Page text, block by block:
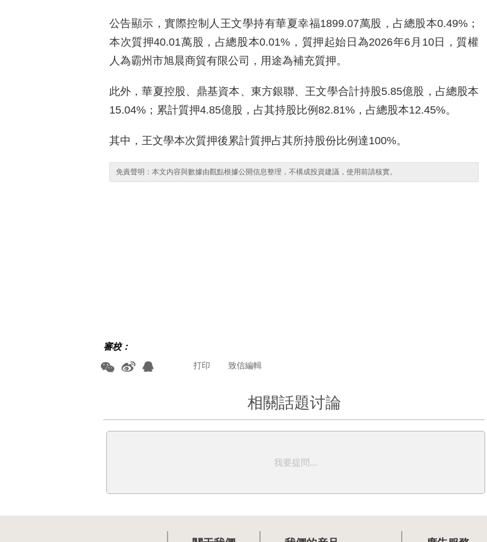
公告顯示，實際控制人王文學持有華夏幸福1899.07萬股，占總股本0.49%；
本次質押40.01萬股，占總股本0.01%，質押起始日為2026年6月10日，質權
人為霸州市旭晨商貿有限公司，用途為補充質押。
此外，華夏控股、鼎基資本、東方銀聯、王文學合計持股5.85億股，占總股本
15.04%；累計質押4.85億股，占其持股比例82.81%，占總股本12.45%。
其中，王文學本次質押後累計質押占其所持股份比例達100%。
免責聲明：本文内容與數據由觀點根據公開信息整理，不構成投資建議，使用前請核實。
審校：
致信編輯
打印
相關話題讨論
我要提問...